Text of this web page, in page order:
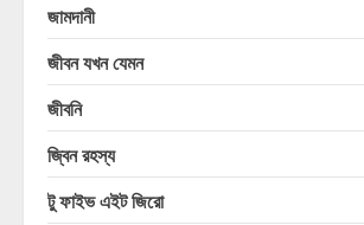
জামদানী
জীবন যখন যেমন
জীবনি
জ্বিন রহস্য
টু ফাইভ এইট জিরো